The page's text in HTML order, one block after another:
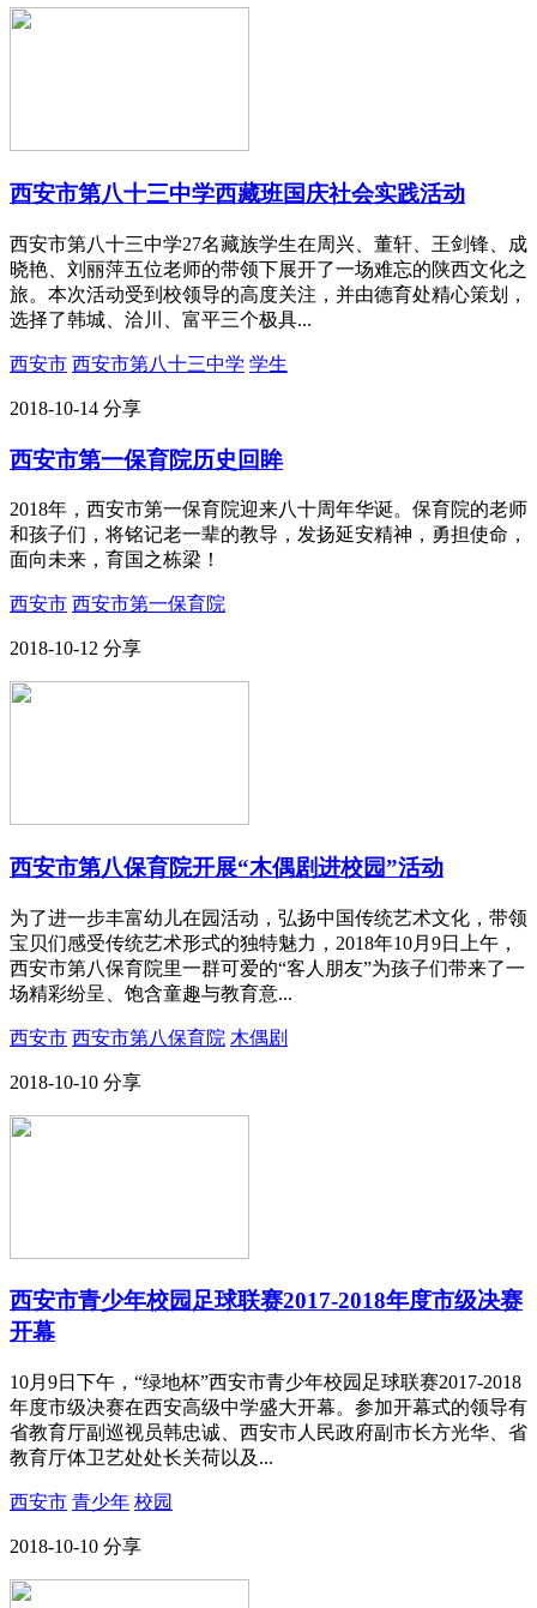
西安市第八十三中学西藏班国庆社会实践活动
西安市第八十三中学27名藏族学生在周兴、董轩、王剑锋、成
晓艳、刘丽萍五位老师的带领下展开了一场难忘的陕西文化之
旅。本次活动受到校领导的高度关注，并由德育处精心策划，
选择了韩城、洽川、富平三个极具...
西安市 西安市第八十三中学 学生
2018-10-14 分享
西安市第一保育院历史回眸
2018年，西安市第一保育院迎来八十周年华诞。保育院的老师
和孩子们，将铭记老一辈的教导，发扬延安精神，勇担使命，
面向未来，育国之栋梁！
西安市 西安市第一保育院
2018-10-12 分享
西安市第八保育院开展“木偶剧进校园”活动
为了进一步丰富幼儿在园活动，弘扬中国传统艺术文化，带领
宝贝们感受传统艺术形式的独特魅力，2018年10月9日上午，
西安市第八保育院里一群可爱的“客人朋友”为孩子们带来了一
场精彩纷呈、饱含童趣与教育意...
西安市 西安市第八保育院 木偶剧
2018-10-10 分享
西安市青少年校园足球联赛2017-2018年度市级决赛
开幕
10月9日下午，“绿地杯”西安市青少年校园足球联赛2017-2018
年度市级决赛在西安高级中学盛大开幕。参加开幕式的领导有
省教育厅副巡视员韩忠诚、西安市人民政府副市长方光华、省
教育厅体卫艺处处长关荷以及...
西安市 青少年 校园
2018-10-10 分享